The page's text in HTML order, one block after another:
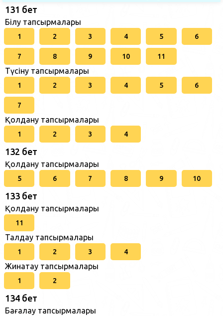
131 бет
Білу тапсырмалары
1 2 3 4 5 6
7 8 9 10 11
Түсіну тапсырмалары
1 2 3 4 5 6
7
Қолдану тапсырмалары
1 2 3 4
132 бет
Қолдану тапсырмалары
5 6 7 8 9 10
133 бет
Қолдану тапсырмалары
11
Талдау тапсырмалары
1 2 3 4
Жинақтау тапсырмалары
1 2
134 бет
Бағалау тапсырмалары